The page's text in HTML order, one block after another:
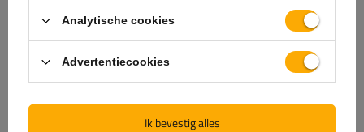
Analytische cookies
Advertentiecookies
Ik bevestig alles